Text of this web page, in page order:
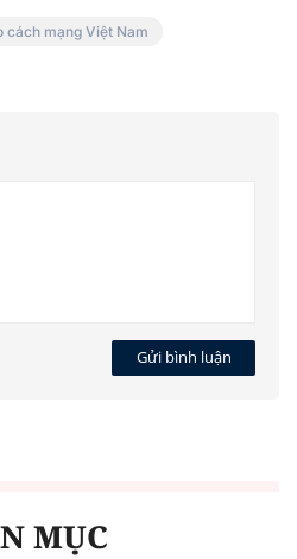
cách mạng Việt Nam
Gửi bình luận
MỤC